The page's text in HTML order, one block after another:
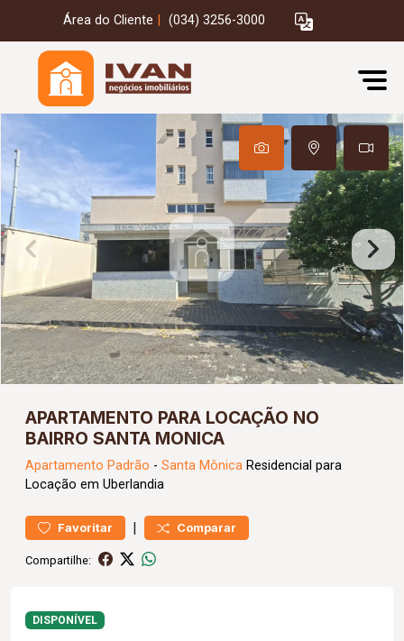
Área do Cliente (034) 3256-3000
APARTAMENTO PARA LOCAÇÃO NO
BAIRRO SANTA MONICA
Apartamento Padrão - Santa Mônica Residencial para
Locação em Uberlandia
Favoritar | Comparar
Compartilhe:
DISPONÍVEL